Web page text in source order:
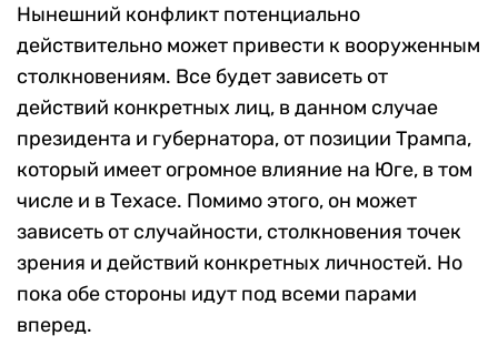
Нынешний конфликт потенциально
действительно может привести к вооруженным
столкновениям. Все будет зависеть от
действий конкретных лиц, в данном случае
президента и губернатора, от позиции Трампа,
который имеет огромное влияние на Юге, в том
числе и в Техасе. Помимо этого, он может
зависеть от случайности, столкновения точек
зрения и действий конкретных личностей. Но
пока обе стороны идут под всеми парами
вперед.